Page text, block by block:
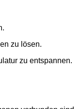
zu lösen.
zu entspannen.